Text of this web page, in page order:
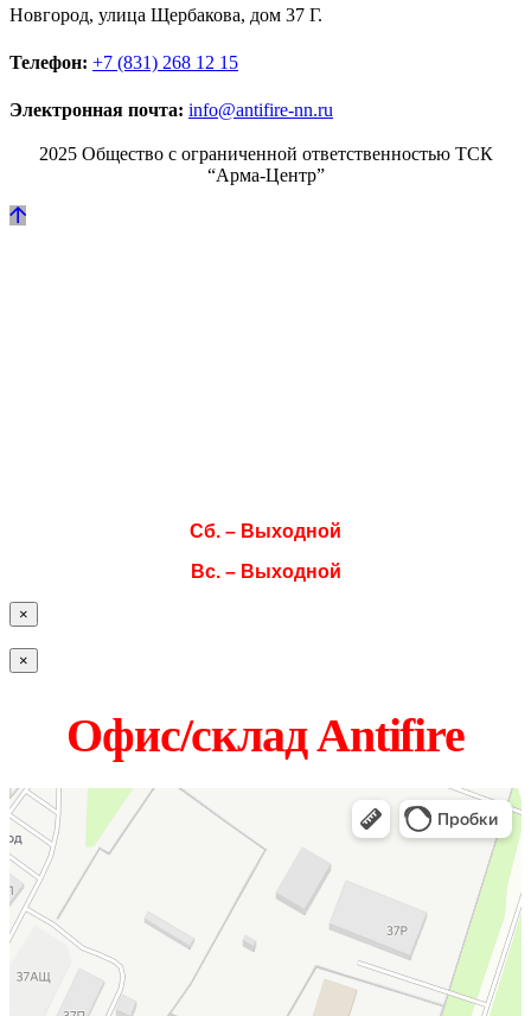
Новгород, улица Щербакова, дом 37 Г.
Телефон: +7 (831) 268 12 15
Электронная почта: info@antifire-nn.ru
2025 Общество с ограниченной ответственностью ТСК
“Арма-Центр”
Сб. – Выходной
Вс. – Выходной
×
×
Офис/склад Antifire